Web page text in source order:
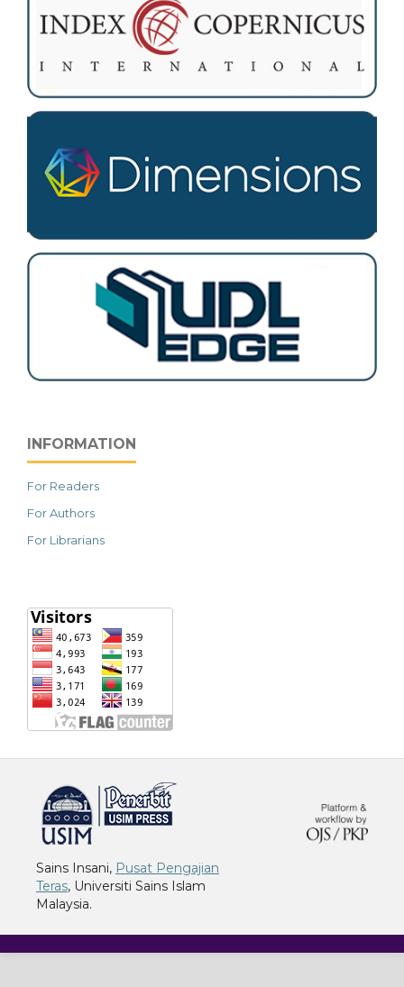
INFORMATION
For Readers
For Authors
For Librarians
Sains Insani, Pusat Pengajian
Teras, Universiti Sains Islam
Malaysia.